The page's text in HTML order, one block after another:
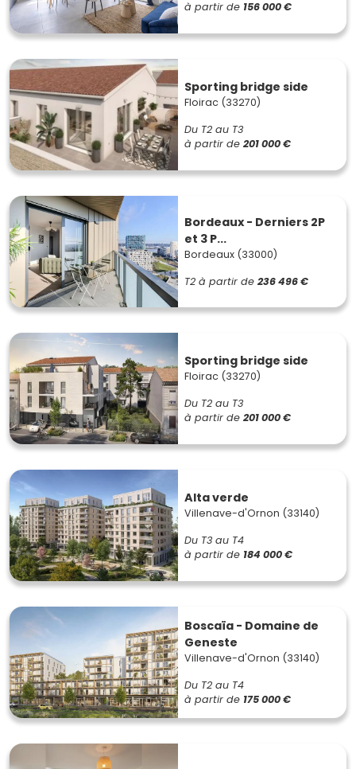
à partir de 156 000 €
Sporting bridge side
Floirac (33270)
Du T2 au T3
à partir de 201 000 €
Bordeaux - Derniers 2P
et 3 P...
Bordeaux (33000)
T2 à partir de 236 496 €
Sporting bridge side
Floirac (33270)
Du T2 au T3
à partir de 201 000 €
Alta verde
Villenave-d'Ornon (33140)
Du T3 au T4
à partir de 184 000 €
Boscaïa - Domaine de
Geneste
Villenave-d'Ornon (33140)
Du T2 au T4
à partir de 175 000 €